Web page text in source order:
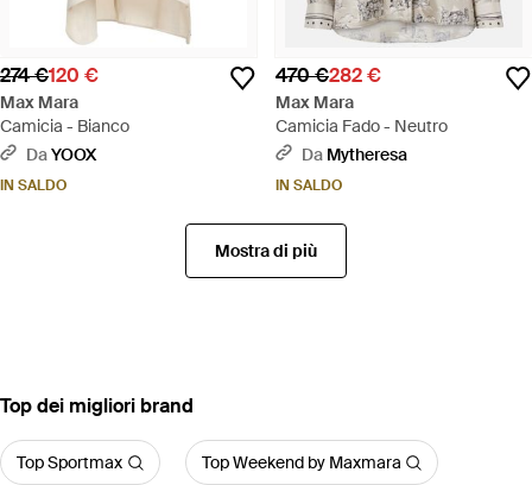
274 €120 €
Max Mara
Camicia - Bianco
DaYOOX
IN SALDO
470 €282 €
Max Mara
Camicia Fado - Neutro
Da Mytheresa
IN SALDO
Mostra di più
‪Top‬ dei migliori brand
Top Sportmax Top Weekend by Maxmara